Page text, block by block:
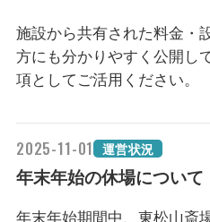
施設から共有された料金・
方にも分かりやすく公開し
項としてご活用ください。
2025-11-01 運営状況
年末年始の休場について
年末年始期間中、東松山斎